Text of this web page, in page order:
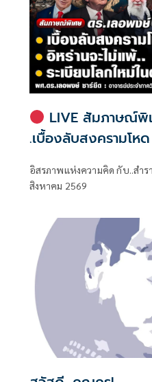
LIVE สัมภาษณ์พิ
.เบื้องลับสงครามโห
อิสรภาพแห่งความคิ
อิสรภาพแห่งความคิด กับ..สำร
สิงหาคม 2569